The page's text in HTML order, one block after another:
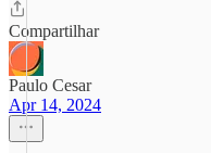
Compartilhar
Paulo Cesar
Apr 14, 2024